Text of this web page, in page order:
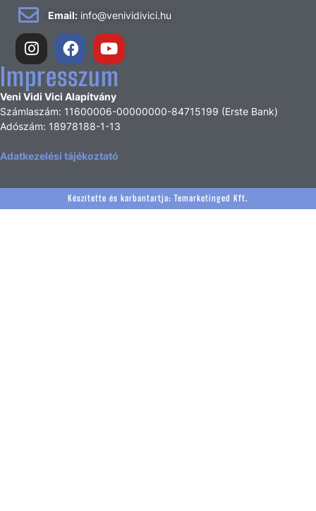
Email: info@venividivici.hu
Impresszum
Veni Vidi Vici Alapítvány
Számlaszám: 11600006-00000000-84715199 (Erste Bank)
Adószám: 18978188-1-13
Adatkezelési tájékoztató
Készítette és karbantartja: Temarketinged Kft.